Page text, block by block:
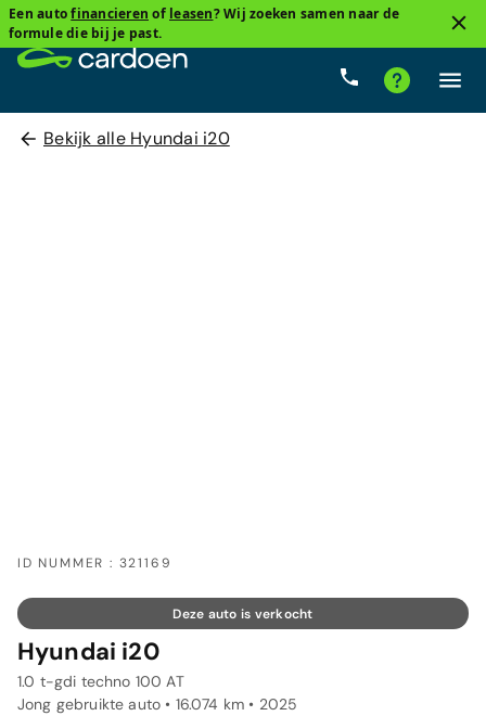
Een autofinancieren of leasen? Wij zoeken samen naar de
formule die bij je past.
Bekijk alle Hyundai i20
ID NUMMER : 321169
Deze auto is verkocht
Hyundai i20
1.0 t-gdi techno 100 AT
Jong gebruikte auto • 16.074 km • 2025